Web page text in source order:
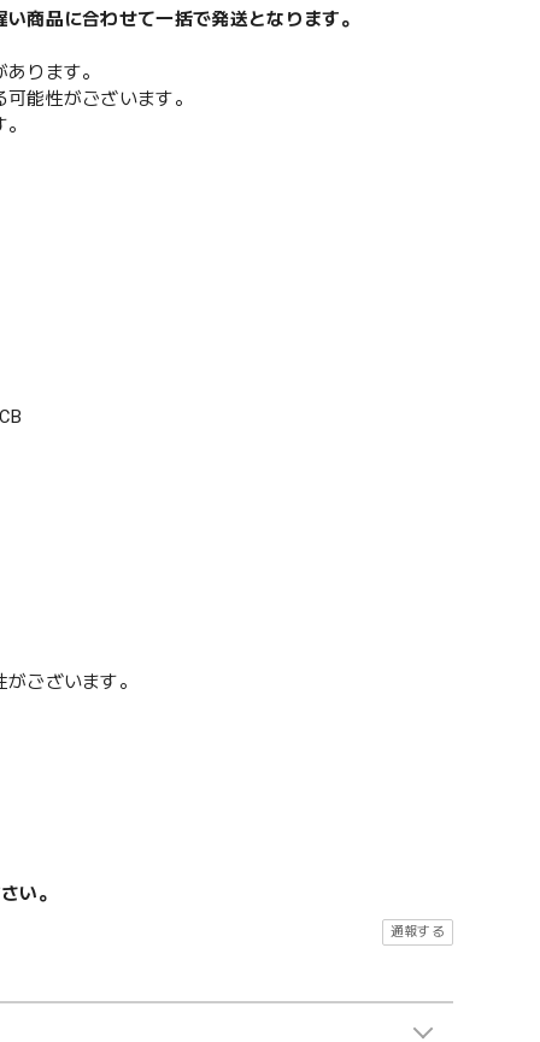
商品に合わせて一括で発送となります。
ります。
能性がございます。
ございます。
い。
通報する